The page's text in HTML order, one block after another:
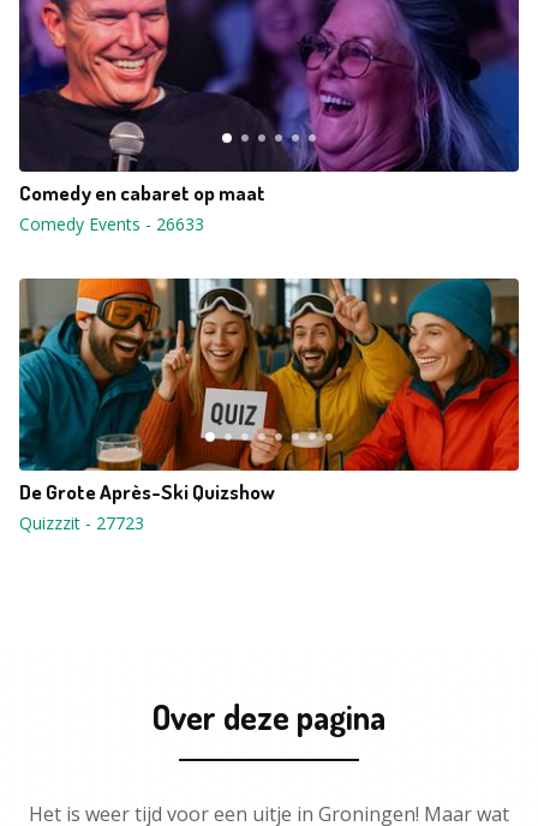
Comedy en cabaret op maat
Comedy Events - 26633
De Grote Après-Ski Quizshow
Quizzzit - 27723
Over deze pagina
Het is weer tijd voor een uitje in Groningen! Maar wat